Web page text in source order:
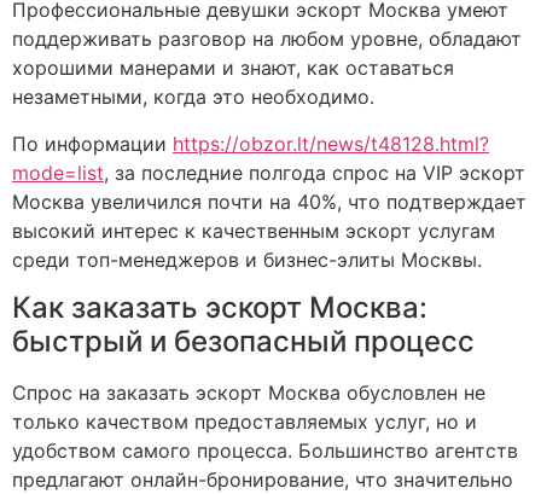
Профессиональные девушки эскорт Москва умеют
поддерживать разговор на любом уровне, обладают
хорошими манерами и знают, как оставаться
незаметными, когда это необходимо.
По информации https://obzor.lt/news/t48128.html?
mode=list, за последние полгода спрос на VIP эскорт
Москва увеличился почти на 40%, что подтверждает
высокий интерес к качественным эскорт услугам
среди топ-менеджеров и бизнес-элиты Москвы.
Как заказать эскорт Москва:
быстрый и безопасный процесс
Спрос на заказать эскорт Москва обусловлен не
только качеством предоставляемых услуг, но и
удобством самого процесса. Большинство агентств
предлагают онлайн-бронирование, что значительно